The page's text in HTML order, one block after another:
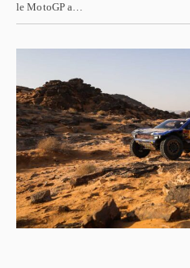
le MotoGP a…